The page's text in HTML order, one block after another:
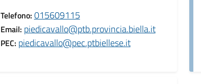
Telefono: 015609115
Email: piedicavallo@ptb.provincia.biella.it
PEC: piedicavallo@pec.ptbiellese.it